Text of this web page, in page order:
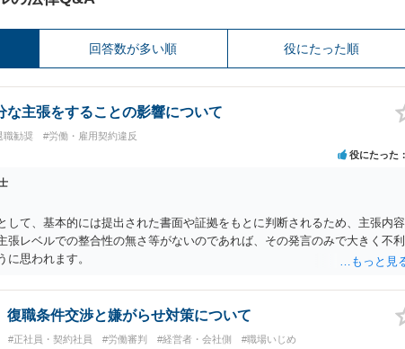
回答数が多い順 役にたった順
な主張をすることの影響について
職勧奨 #労働・雇用契約違反
役にたった
して、基本的には提出された書面や証拠をもとに判断されるため、主張内容
張レベルでの整合性の無さ等がないのであれば、その発言のみで大きく不利
に思われます。
復職条件交渉と嫌がらせ対策について
#正社員・契約社員 #労働審判 #経営者・会社側 #職場いじめ